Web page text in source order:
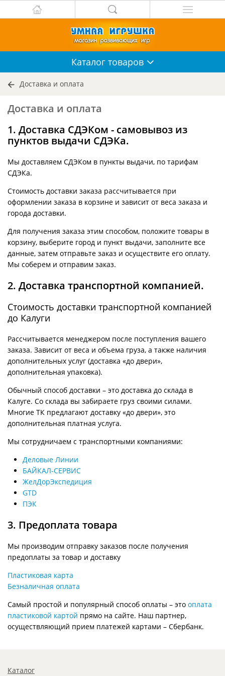
Каталог товаров
Доставка и оплата
Доставка и оплата
1. Доставка СДЭКом - самовывоз из
пунктов выдачи СДЭКа.
Мы доставляем СДЭКом в пункты выдачи, по тарифам
СДЭКа.
Стоимость доставки заказа рассчитывается при
оформлении заказа в корзине и зависит от веса заказа и
города доставки.
Для получения заказа этим способом, положите товары в
корзину, выберите город и пункт выдачи, заполните все
данные, затем отправьте заказ и осуществите его оплату.
Мы соберем и отправим заказ.
2. Доставка транспортной компанией.
Стоимость доставки транспортной компанией
до Калуги
Рассчитывается менеджером после поступления вашего
заказа. Зависит от веса и объема груза, а также наличия
дополнительных услуг (доставка «до двери»,
дополнительная упаковка).
Обычный способ доставки – это доставка до склада в
Калуге. Со склада вы забираете груз своими силами.
Многие ТК предлагают доставку «до двери», это
дополнительная платная услуга.
Мы сотрудничаем с транспортными компаниями:
Деловые Линии
БАЙКАЛ-СЕРВИС
ЖелДорЭкспедиция
GTD
ПЭК
3. Предоплата товара
Мы производим отправку заказов после получения
предоплаты за товар и доставку
Пластиковая карта
Безналичная оплата
Самый простой и популярный способ оплаты – это оплата
пластиковой картой прямо на сайте. Наш партнер,
осуществляющий прием платежей картами – Сбербанк.
Каталог